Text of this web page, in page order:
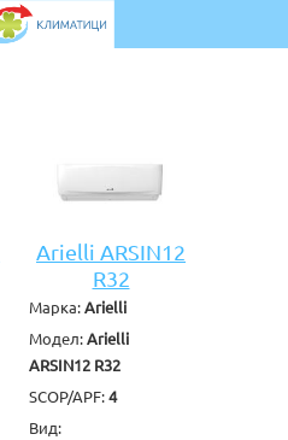
Arielli ARSIN12
R32
Марка: Arielli
Модел: Arielli
ARSIN12 R32
SCOP/APF: 4
Вид: